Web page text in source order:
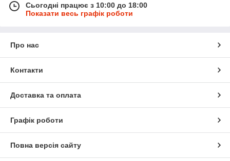
Сьогодні працює з 10:00 до 18:00
Показати весь графік роботи
Про нас
Контакти
Доставка та оплата
Графік роботи
Повна версія сайту